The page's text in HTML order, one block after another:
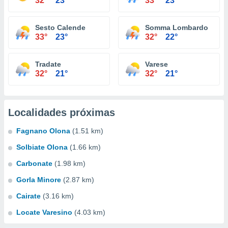
Sesto Calende
33° 23°
Somma Lombardo
32° 22°
Tradate
32° 21°
Varese
32° 21°
Localidades próximas
Fagnano Olona (1.51 km)
Solbiate Olona (1.66 km)
Carbonate (1.98 km)
Gorla Minore (2.87 km)
Cairate (3.16 km)
Locate Varesino (4.03 km)